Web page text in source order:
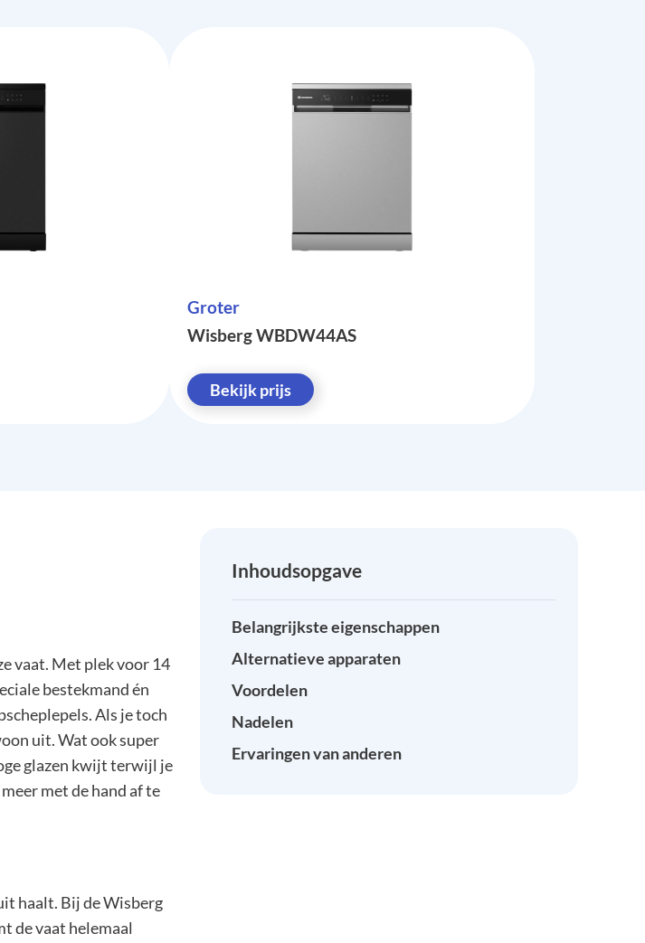
Groter
Wisberg WBDW44AS
Bekijk prijs
vaat. Met plek voor 14
bestekmand én
Als je toch
uit. Wat ook super
glazen kwijt terwijl je
met de hand af te
haalt. Bij de Wisberg
de vaat helemaal
Inhoudsopgave
Belangrijkste eigenschappen
Alternatieve apparaten
Voordelen
Nadelen
Ervaringen van anderen